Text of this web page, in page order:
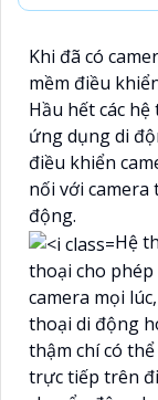
Khi đã có
mềm điều
Hầu hết các
ứng dụng di
điều khiển
nối với camera
động.
Hệ
thoại cho
camera mọi
thoại di động
thậm chí có
trực tiếp trên